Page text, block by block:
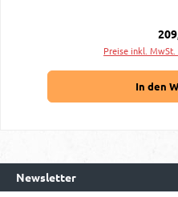
Preise inkl. MwSt.
In den
Newsletter